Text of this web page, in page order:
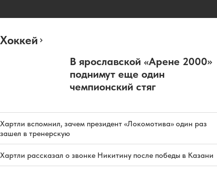
Хоккей
В ярославской «Арене 2000»
поднимут еще один
чемпионский стяг
Хартли вспомнил, зачем президент «Локомотива» один раз
зашел в тренерскую
Хартли рассказал о звонке Никитину после победы в Казани